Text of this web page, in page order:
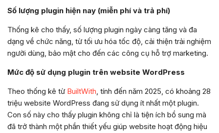
Số lượng plugin hiện nay (miễn phí và trả phí)
Thống kê cho thấy, số lượng plugin ngày càng tăng và đa
dạng về chức năng, từ tối ưu hóa tốc độ, cải thiện trải nghiệm
người dùng, bảo mật cho đến các công cụ hỗ trợ marketing.
Mức độ sử dụng plugin trên website WordPress
Theo thống kê từ BuiltWith, tính đến năm 2025, có khoảng 28
triệu website WordPress đang sử dụng ít nhất một plugin.
Con số này cho thấy plugin không chỉ là tiện ích bổ sung mà
đã trở thành một phần thiết yếu giúp website hoạt động hiệu